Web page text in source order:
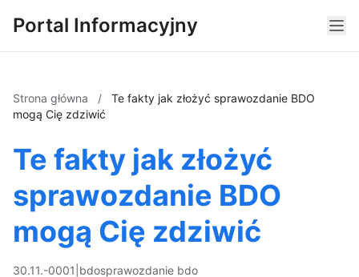
Portal Informacyjny
Strona główna /
Te fakty jak złożyć sprawozdanie BDO
mogą Cię zdziwić
Te fakty jak złożyć
sprawozdanie BDO
mogą Cię zdziwić
30.11.-0001 bdosprawozdanie bdo